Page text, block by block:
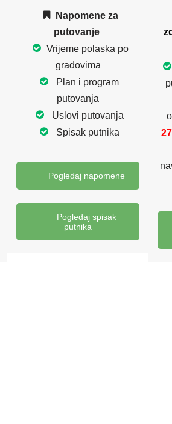
Napomene za
putovanje
Vrijeme polaska po
gradovima
Plan i program
putovanja
Uslovi putovanja
Spisak putnika
Pogledaj napomene
Pogledaj spisak
putnika